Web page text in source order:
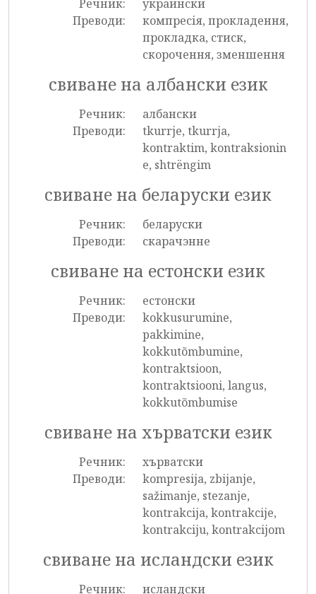
Речник:
украински
Преводи:
компресія, прокладення,
прокладка, стиск,
скорочення, зменшення
свиване на албански език
Речник:
албански
Преводи:
tkurrje, tkurrja,
kontraktim, kontraksionin
e, shtrëngim
свиване на беларуски език
Речник:
беларуски
Преводи:
скарачэнне
свиване на естонски език
Речник:
естонски
Преводи:
kokkusurumine,
pakkimine,
kokkutõmbumine,
kontraktsioon,
kontraktsiooni, langus,
kokkutõmbumise
свиване на хърватски език
Речник:
хърватски
Преводи:
kompresija, zbijanje,
sažimanje, stezanje,
kontrakcija, kontrakcije,
kontrakciju, kontrakcijom
свиване на исландски език
Речник:
исландски